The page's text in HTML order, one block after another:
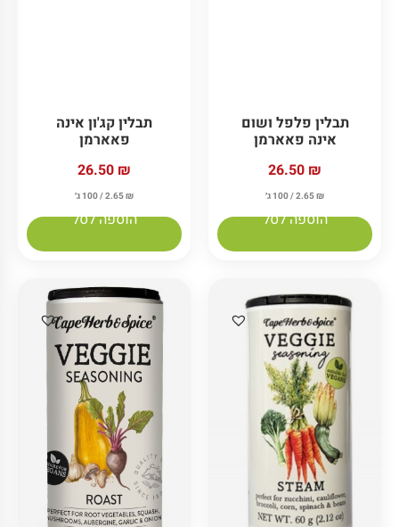
תבלין פלפל ושום
אינה פאארמן
26.50 ₪
2.65₪ / 100 ג׳
הוספה לסל
תבלין קג'ון אינה
פאארמן
26.50 ₪
2.65₪ / 100 ג׳
הוספה לסל